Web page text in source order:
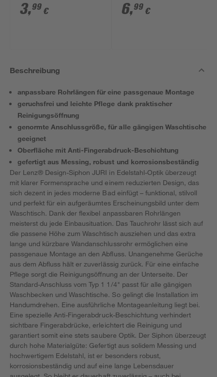
3,99 € 6,99 €
Beschreibung
anpassbare Rohrlängen für eine passgenaue Montage
geruchsfrei und leichte Pflege dank praktischer
Reinigungsöffnung
genormte Anschlussgröße, für alle gängigen Waschtische
geeignet
Oberfläche mit Anti-Fingerabdruck-Beschichtung
gefertigt aus Messing, robust und korrosionsbeständig
Der Lenz® Design-Siphon JURI in Edelstahl-Optik überzeugt
mit klarer Formensprache und einem reduzierten Design, das
sich dezent in jedes moderne Bad einfügt – funktional, stilvoll
und perfekt für ein aufgeräumtes Erscheinungsbild unter dem
Waschtisch. Dank der flexibel anpassbaren Rohrlängen
meisterst du jede Einbausituation. Das Tauchrohr lässt sich auf
die passene Höhe zum Waschtisch ausziehen und das extra
lange und kürzbare Wandanschlussrohr ermöglichen eine
passgenaue Montage an den Abfluss. Unangenehme Gerüche
aus dem Abfluss hält er zuverlässig zurück. Für eine einfache
Pflege sorgt die Reinigungsöffnung an der Unterseite. Der
Standard-Anschluss vom Typ 1 1/4" passt für alle gängigen
Waschbecken und Waschtische. So gelingt die Installation im
Handumdrehen. Eine ausführliche Montageanleitung liegt bei.
Eine spezielle Anti-Fingerabdruck-Beschichtung verhindert
sichtbare Fingerabdrücke, erleichtert die Reinigung und
garantiert somit eine stets saubere Optik. Der Siphon überzeugt
durch hohe Materialgüte: Gefertigt aus solidem Messing und
hochwertigem Edelstahl, ist er besonders robust,
korrosionsbeständig und auf eine lange Lebensdauer